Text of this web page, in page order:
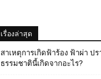
เรื่องล่าสุด
สาเหตุการเกิดฟ้าร้อง ฟ้าผ่า ป
ธรรมชาตินี้เกิดจากอะไร?